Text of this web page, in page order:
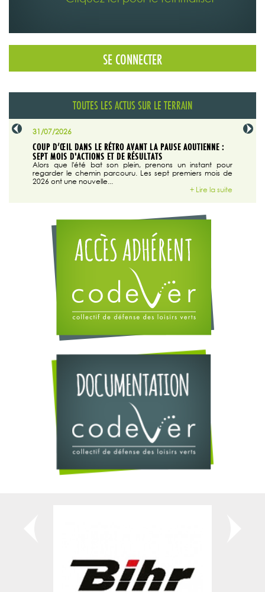
TOUTES LES ACTUS SUR LE TERRAIN
31/07/2026
COUP D’ŒIL DANS LE RÉTRO AVANT LA PAUSE AOUTIENNE :
SEPT MOIS D'ACTIONS ET DE RÉSULTATS
Alors que l'été bat son plein, prenons un instant pour
regarder le chemin parcouru. Les sept premiers mois de
2026 ont une nouvelle...
+ Lire la suite
29/07/